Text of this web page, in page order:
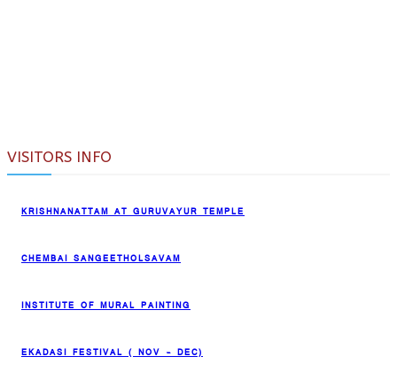
VISITORS INFO
KRISHNANATTAM AT GURUVAYUR TEMPLE
CHEMBAI SANGEETHOLSAVAM
INSTITUTE OF MURAL PAINTING
EKADASI FESTIVAL ( NOV – DEC)